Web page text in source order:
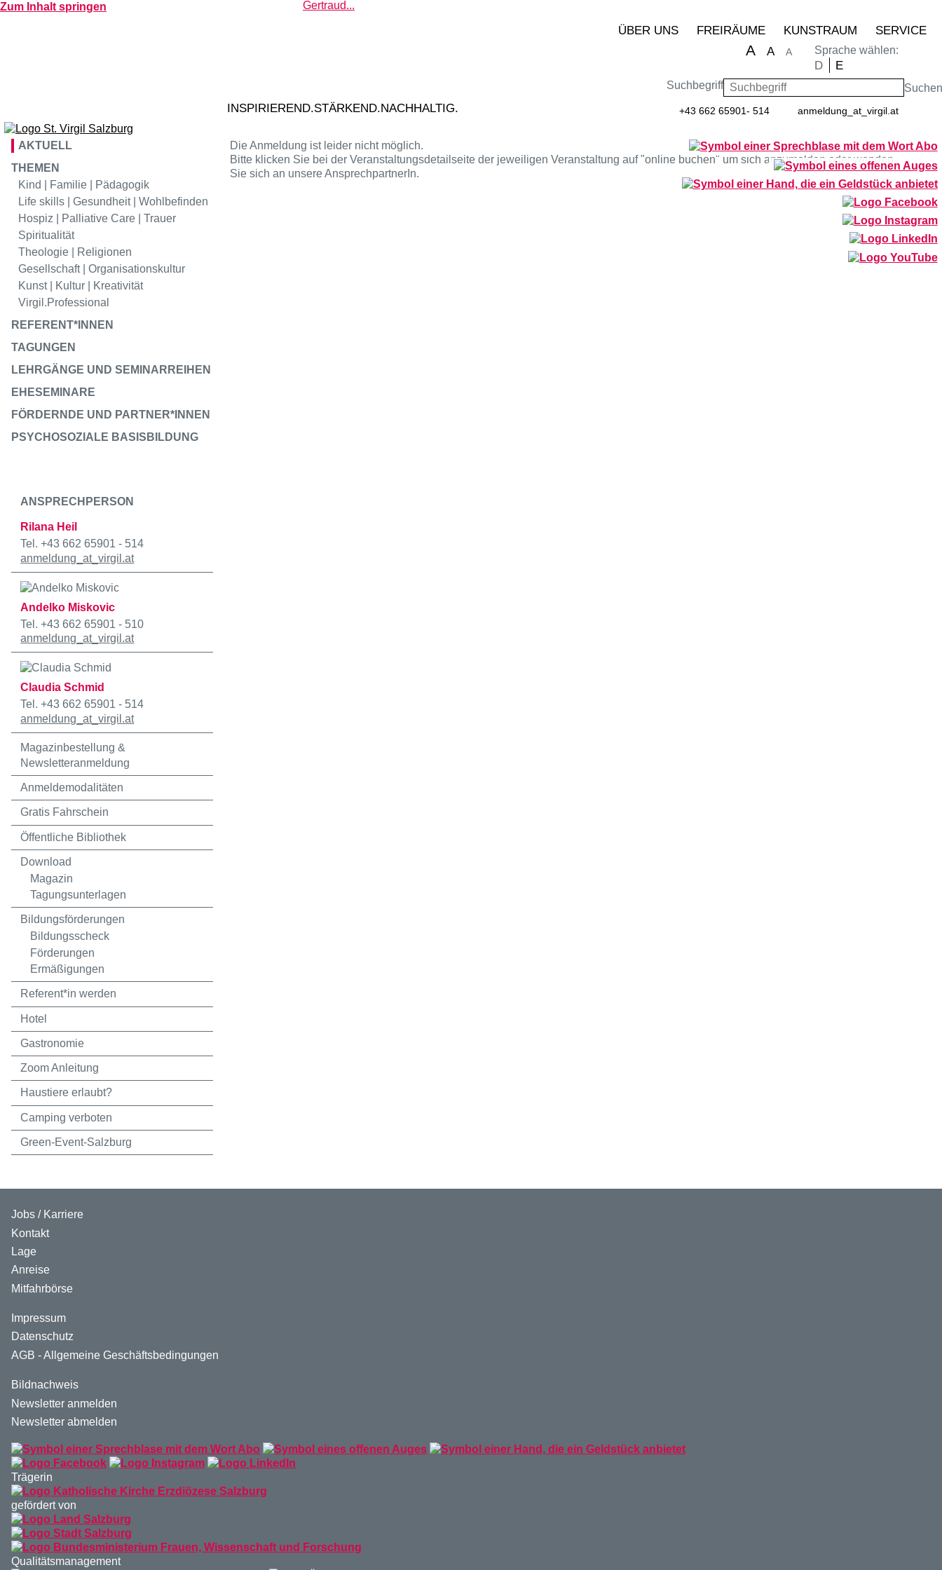
Zum Inhalt springen
INSPIRIEREND.STÄRKEND.NACHHALTIG.
ÜBER UNS FREIRÄUME KUNSTRAUM SERVICE
A A A Sprache wählen:
D E
Suchbegriff Suchen
+43 662 65901- 514 anmeldung _at_ virgil.at
VirgilKunstraum
AKTUELL
THEMEN
Kind | Familie | Pädagogik
Life skills | Gesundheit | Wohlbefinden
Hospiz | Palliative Care | Trauer
Spiritualität
Theologie | Religionen
Gesellschaft | Organisationskultur
Kunst | Kultur | Kreativität
Virgil.Professional
REFERENT*INNEN
TAGUNGEN
LEHRGÄNGE UND SEMINARREIHEN
EHESEMINARE
FÖRDERNDE UND PARTNER*INNEN
PSYCHOSOZIALE BASISBILDUNG
Gertraud...
Die Anmeldung ist leider nicht möglich.
Bitte klicken Sie bei der Veranstaltungsdetailseite der jeweiligen Veranstaltung auf "online buchen" um sich anzumelden oder wenden
Sie sich an unsere AnsprechpartnerIn.
ANSPRECHPERSON
Rilana Heil
Tel. +43 662 65901 - 514
anmeldung _at_virgil.at
Andelko Miskovic
Tel. +43 662 65901 - 510
anmeldung _at_virgil.at
Claudia Schmid
Tel. +43 662 65901 - 514
anmeldung _at_virgil.at
Magazinbestellung &
Newsletteranmeldung
Anmeldemodalitäten
Gratis Fahrschein
Öffentliche Bibliothek
Download
Magazin
Tagungsunterlagen
Bildungsförderungen
Bildungsscheck
Förderungen
Ermäßigungen
Referent*in werden
Hotel
Gastronomie
Zoom Anleitung
Haustiere erlaubt?
Camping verboten
Green-Event-Salzburg
Jobs / Karriere
Kontakt
Lage
Anreise
Mitfahrbörse
Impressum
Datenschutz
AGB - Allgemeine Geschäftsbedingungen
Bildnachweis
Newsletter anmelden
Newsletter abmelden
Trägerin
gefördert von
Qualitätsmanagement